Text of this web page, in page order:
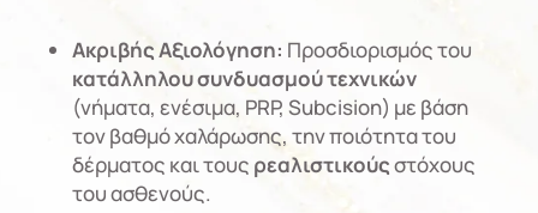
Ακριβής Αξιολόγηση: Προσδιορισμός του
κατάλληλου συνδυασμού τεχνικών
(νήματα, ενέσιμα, PRP, Subcision) με βάση
τον βαθμό χαλάρωσης, την ποιότητα του
δέρματος και τους ρεαλιστικούςστόχους
του ασθενούς.